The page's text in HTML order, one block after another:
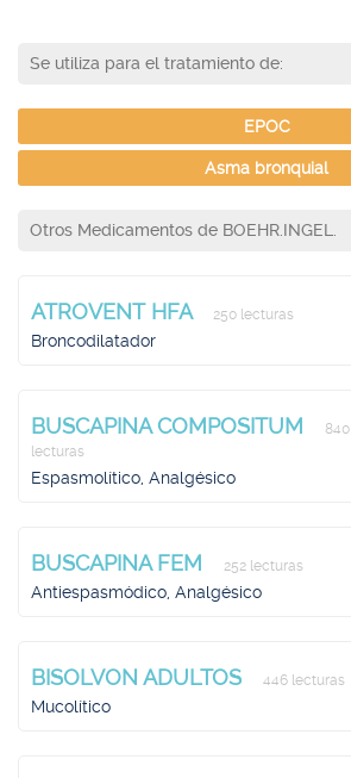
Se utiliza para el tratamiento de:
EPOC
Asma bronquial
Otros Medicamentos de BOEHR.INGEL.
ATROVENT HFA 250 lecturas
Broncodilatador
BUSCAPINA COMPOSITUM
840
lecturas
Espasmolítico, Analgésico
BUSCAPINA FEM 252 lecturas
Antiespasmódico, Analgésico
BISOLVON ADULTOS 446 lecturas
Mucolítico